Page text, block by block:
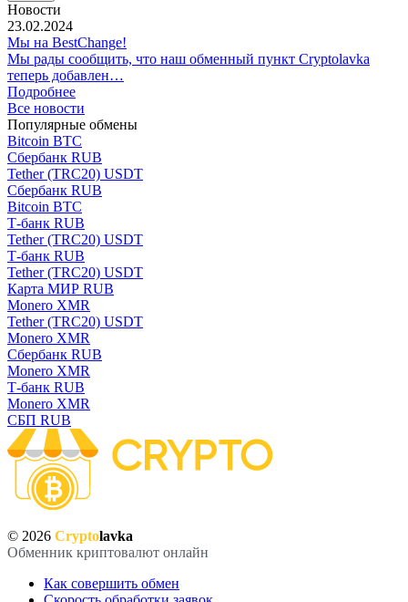
Новости
23.02.2024
Мы на BestChange!
Мы рады сообщить, что наш обменный пункт Cryptolavka
теперь добавлен…
Подробнее
Все новости
Популярные обмены
Bitcoin BTC
Сбербанк RUB
Tether (TRC20) USDT
Сбербанк RUB
Bitcoin BTC
Т-банк RUB
Tether (TRC20) USDT
Т-банк RUB
Tether (TRC20) USDT
Карта МИР RUB
Monero XMR
Tether (TRC20) USDT
Monero XMR
Сбербанк RUB
Monero XMR
Т-банк RUB
Monero XMR
СБП RUB
© 2026 Cryptolavka
Обменник криптовалют онлайн
Как совершить обмен